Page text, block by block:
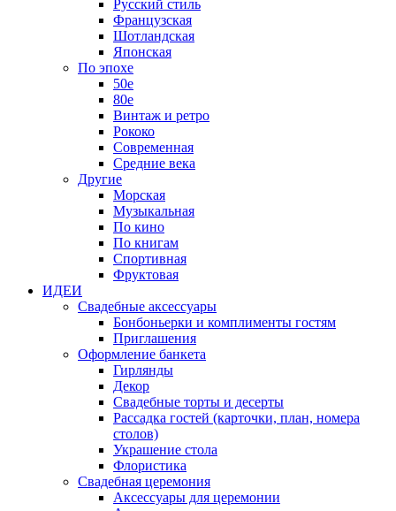
Русский стиль
Французская
Шотландская
Японская
По эпохе
50е
80е
Винтаж и ретро
Рококо
Современная
Средние века
Другие
Морская
Музыкальная
По кино
По книгам
Спортивная
Фруктовая
ИДЕИ
Свадебные аксессуары
Бонбоньерки и комплименты гостям
Приглашения
Оформление банкета
Гирлянды
Декор
Свадебные торты и десерты
Рассадка гостей (карточки, план, номера
столов)
Украшение стола
Флористика
Свадебная церемония
Аксессуары для церемонии